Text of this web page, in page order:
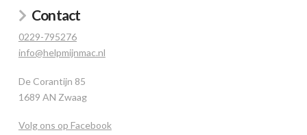
Contact
0229-795276
info@helpmijnmac.nl
De Corantijn 85
1689 AN Zwaag
Volg ons op Facebook